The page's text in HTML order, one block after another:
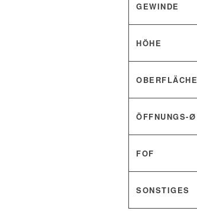
GEWINDE
HÖHE
OBERFLÄCHE
ÖFFNUNGS-Ø
FOF
SONSTIGES